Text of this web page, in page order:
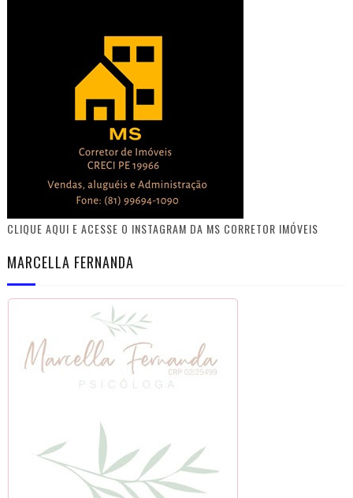
CLIQUE AQUI E ACESSE O INSTAGRAM DA MS CORRETOR IMÓVEIS
MARCELLA FERNANDA